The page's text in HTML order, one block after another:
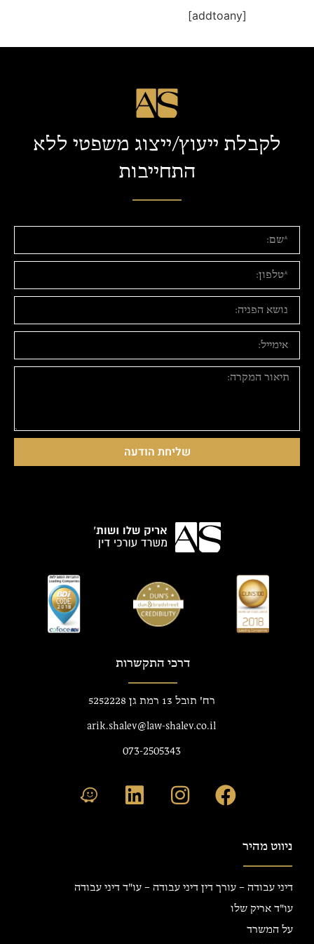
[addtoany]
לקבלת ייעוץ/ייצוג משפטי ללא
התחייבות
שליחת הודעה
דרכי התקשרות
רח' תובל 13 רמת גן 5252228
arik.shalev@law-shalev.co.il
073-2505343
ניווט מהיר
דיני עבודה – עורך דין דיני עבודה – עו"ד דיני עבודה
עו"ד אריק שלו
על המשרד